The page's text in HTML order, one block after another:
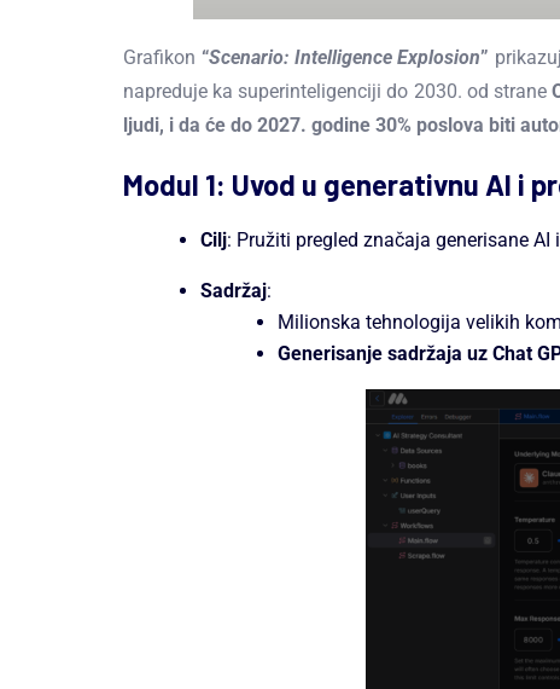
Grafikon “Scenario: Intelligence Explosion”
napreduje ka superinteligenciji do 2030. od strane
ljudi, i da će do 2027. godine 30% poslova biti
Modul 1: Uvod u generativnu AI i
Cilj: Pružiti pregled značaja generisane
Sadržaj:
Milionska tehnologija velikih
Generisanje sadržaja uz Chat